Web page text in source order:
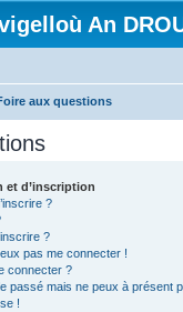
An
aux questions
et d’inscription
?
?
pas me connecter !
connecter ?
passé mais ne peux à présent
!